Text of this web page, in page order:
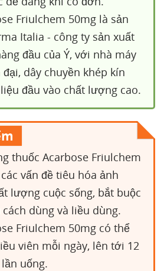
Friulchem 50mg là sản
Italia - công ty sản xuất
đầu của Ý, với nhà máy
dây chuyền khép kín
đầu vào chất lượng cao.
thuốc Acarbose Friulchem
vấn đề tiêu hóa ảnh
lượng cuộc sống, bắt buộc
dùng và liều dùng.
Friulchem 50mg có thể
viên mỗi ngày, lên tới 12
uống.